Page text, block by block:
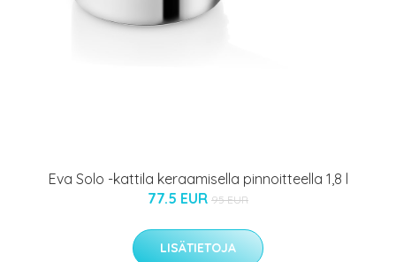
Eva Solo -kattila keraamisella pinnoitteella 1,8 l
77.5 EUR 95 EUR
LISÄTIETOJA